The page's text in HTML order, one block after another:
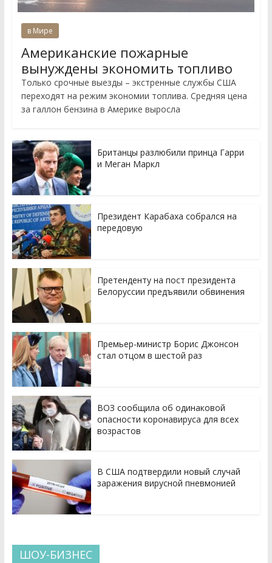
в Мире
Американские пожарные
вынуждены экономить топливо
Только срочные выезды – экстренные службы США
переходят на режим экономии топлива. Средняя цена
за галлон бензина в Америке выросла
Британцы разлюбили принца Гарри
и Меган Маркл
Президент Карабаха собрался на
передовую
Претенденту на пост президента
Белоруссии предъявили обвинения
Премьер-министр Борис Джонсон
стал отцом в шестой раз
ВОЗ сообщила об одинаковой
опасности коронавируса для всех
возрастов
В США подтвердили новый случай
заражения вирусной пневмонией
ШОУ-БИЗНЕС